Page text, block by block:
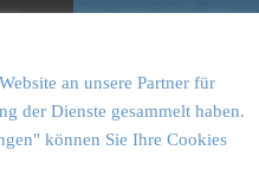
an unsere Partner für
der Dienste gesammelt haben.
können Sie Ihre Cookies